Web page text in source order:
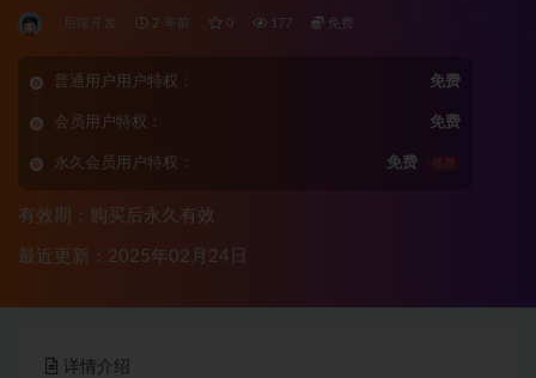
后端开发 2 年前 0 177 免费
普通用户用户特权： 免费
会员用户特权： 免费
永久会员用户特权： 免费 推荐
有效期：购买后永久有效
最近更新：2025年02月24日
详情介绍